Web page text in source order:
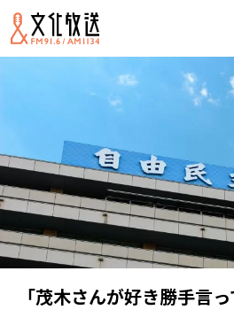
「茂木さんが好き勝手言